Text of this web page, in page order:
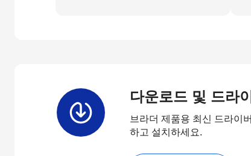
다운로드 및 드라
브라더 제품용 최신 드라이
하고 설치하세요.